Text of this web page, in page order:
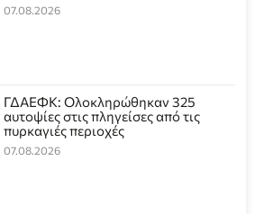
07.08.2026
ΓΔΑΕΦΚ: Ολοκληρώθηκαν 325
αυτοψίες στις πληγείσες από τις
πυρκαγιές περιοχές
07.08.2026